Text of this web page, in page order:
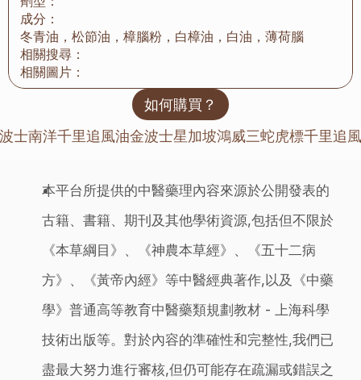
成分：
冬青油，松節油，樟腦粉，白樟油，白油，薄荷腦
相關搜尋：
相關圖片：
如何購買？
士南洋千里追風油金波士星加坡鴻威三蛇虎標千里追
本平台所提供的中醫藥理內容來源於公開發表的
古籍、書籍、期刊及其他學術資源,包括但不限於
《本草綱目》、《神農本草經》、《五十二病
方》、《黃帝內經》等中醫經典著作,以及《中藥
學》普通高等教育中醫藥類規劃教材 - 上海科學
技術出版等。對於內容的準確性和完整性,我們已
盡最大努力進行審核,但仍可能存在疏漏或錯誤之